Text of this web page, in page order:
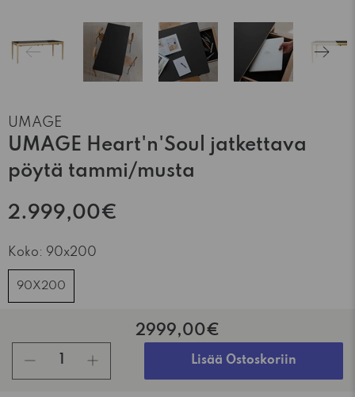
UMAGE
UMAGE Heart'n'Soul jatkettava
pöytä tammi/musta
2.999,00€
Koko: 90x200
90X200
2999,00€
Lisää Ostoskoriin